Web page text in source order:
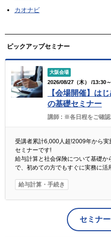
カオナビ
ピックアップセミナー
大阪会場
2026/08/27（木） /13:30
【会場開催】は
の基礎セミナー
講師 : ※各日程をご確
受講者累計6,000人超!2009年から
セミナーです!
給与計算と社会保険について基礎か
で、初めての方でもすぐに実務に活
給与計算・手続き
セミナ